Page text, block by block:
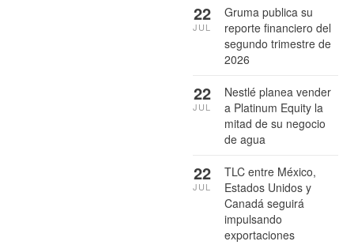
Gruma publica su
reporte financiero del
segundo trimestre de
2026
22
JUL
Nestlé planea vender
a Platinum Equity la
mitad de su negocio
de agua
22
JUL
TLC entre México,
Estados Unidos y
Canadá seguirá
impulsando
exportaciones
22
JUL